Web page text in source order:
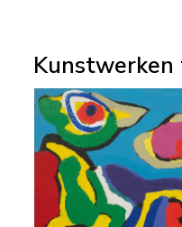
Kunstwerken